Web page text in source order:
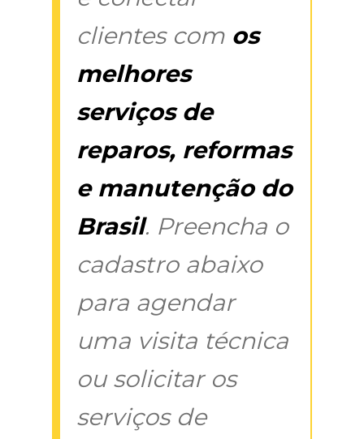
clientes com os
melhores
serviços de
reparos, reformas
e manutenção do
Brasil. Preencha o
cadastro abaixo
para agendar
uma visita técnica
ou solicitar os
serviços de